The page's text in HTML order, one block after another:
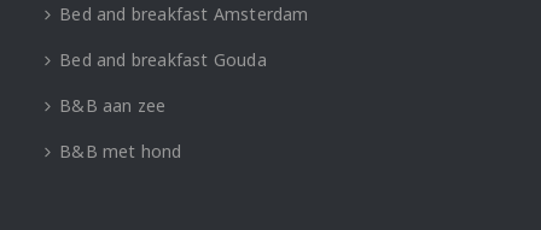
Bed and breakfast Amsterdam
Bed and breakfast Gouda
B&B aan zee
B&B met hond